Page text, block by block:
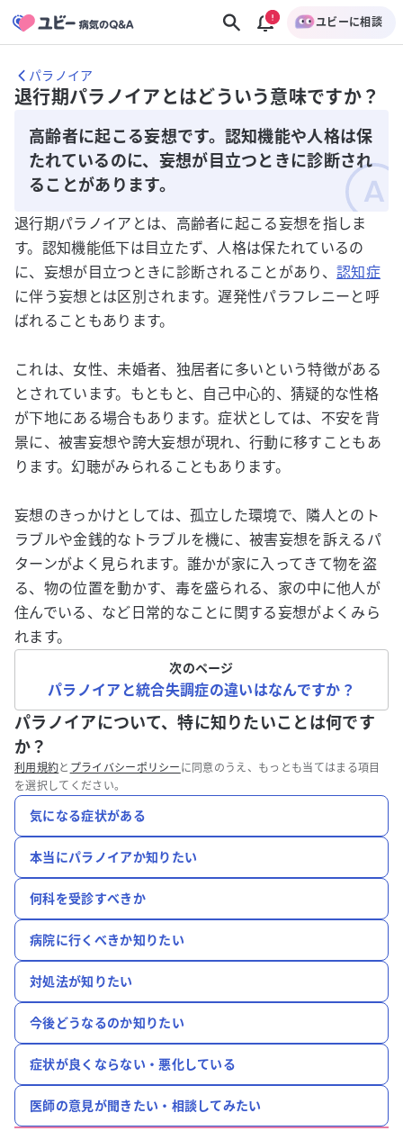
ユビーに相談
パラノイア
退行期パラノイアとはどういう意味ですか？
高齢者に起こる妄想です。認知機能や人格は保
たれているのに、妄想が目立つときに診断され
ることがあります。
退行期パラノイアとは、高齢者に起こる妄想を指しま
す。認知機能低下は目立たず、人格は保たれているの
に、妄想が目立つときに診断されることがあり、認知症
に伴う妄想とは区別されます。遅発性パラフレニーと呼
ばれることもあります。
これは、女性、未婚者、独居者に多いという特徴がある
とされています。もともと、自己中心的、猜疑的な性格
が下地にある場合もあります。症状としては、不安を背
景に、被害妄想や誇大妄想が現れ、行動に移すこともあ
ります。幻聴がみられることもあります。
妄想のきっかけとしては、孤立した環境で、隣人とのト
ラブルや金銭的なトラブルを機に、被害妄想を訴えるパ
ターンがよく見られます。誰かが家に入ってきて物を盗
る、物の位置を動かす、毒を盛られる、家の中に他人が
住んでいる、など日常的なことに関する妄想がよくみら
れます。
次のページ
パラノイアと統合失調症の違いはなんですか？
パラノイアについて、特に知りたいことは何です
か？
利用規約と プライバシーポリシー に同意のうえ、もっとも当てはまる項目
を選択してください。
気になる症状がある
本当にパラノイアか知りたい
何科を受診すべきか
病院に行くべきか知りたい
対処法が知りたい
今後どうなるのか知りたい
症状が良くならない・悪化している
医師の意見が聞きたい・相談してみたい